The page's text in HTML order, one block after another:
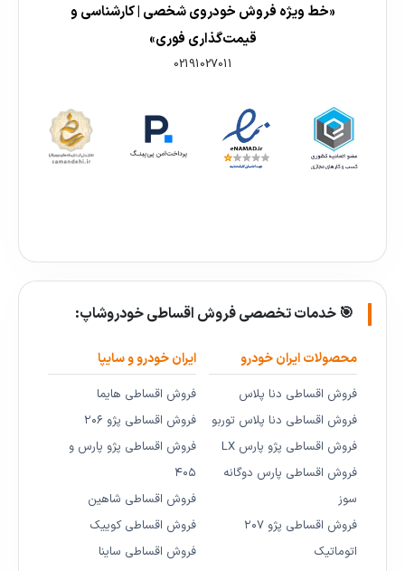
«خط ویژه فروش خودروی شخصی | کارشناسی و
قیمت‌گذاری فوری»
02191027011
🎯 خدمات تخصصی فروش اقساطی خودروشاپ:
محصولات ایران خودرو
فروش اقساطی دنا پلاس
فروش اقساطی دنا پلاس توربو
فروش اقساطی پژو پارس LX
فروش اقساطی پارس دوگانه
سوز
فروش اقساطی پژو ۲۰۷
اتوماتیک
ایران خودرو و سایپا
فروش اقساطی هایما
فروش اقساطی پژو ۲۰۶
فروش اقساطی پژو پارس و
۴۰۵
فروش اقساطی شاهین
فروش اقساطی کوییک
فروش اقساطی ساینا